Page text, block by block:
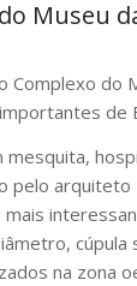
Museu
Complexo do
de
mesquita,
pelo
na zona